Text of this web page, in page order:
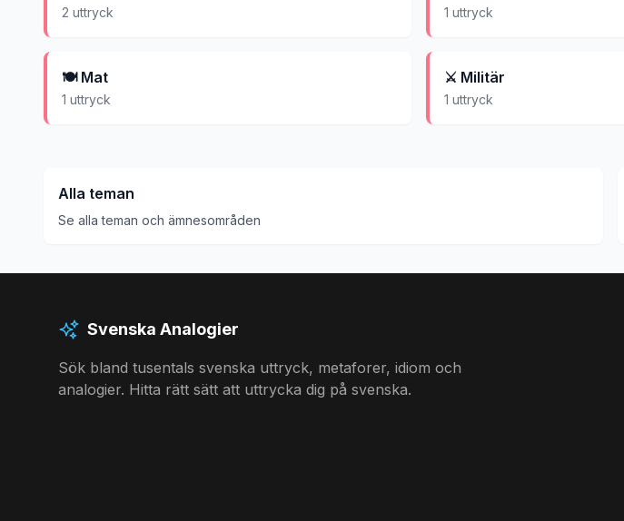
2 uttryck 1 uttryck
🍽️ Mat
1 uttryck
⚔️ Militär
1 uttryck
Alla teman
Se alla teman och ämnesområden
Svenska Analogier
Sök bland tusentals svenska uttryck, metaforer, idiom och
analogier. Hitta rätt sätt att uttrycka dig på svenska.